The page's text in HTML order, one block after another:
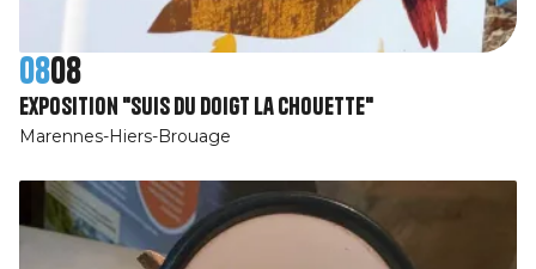
0808
Exposition "Suis du doigt la Chouette"
Marennes-Hiers-Brouage